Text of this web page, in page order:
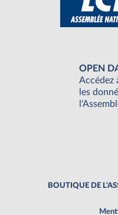
OPEN
Accédez
les
BOUTIQUE DE